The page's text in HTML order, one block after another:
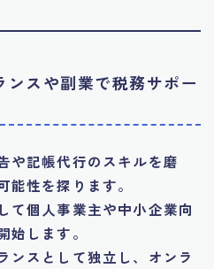
スや副業で税務サポー
や記帳代行のスキルを磨
能性を探ります。
て個人事業主や中小企業向
始します。
ンスとして独立し、オンラ